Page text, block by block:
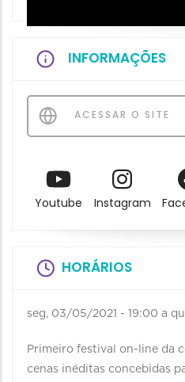
INFORMAÇÕES
ACESSAR O SITE
Youtube Instagram
HORÁRIOS
seg, 03/05/2021 - 19:00 a
Primeiro festival on-line da
cenas inéditas concebidas